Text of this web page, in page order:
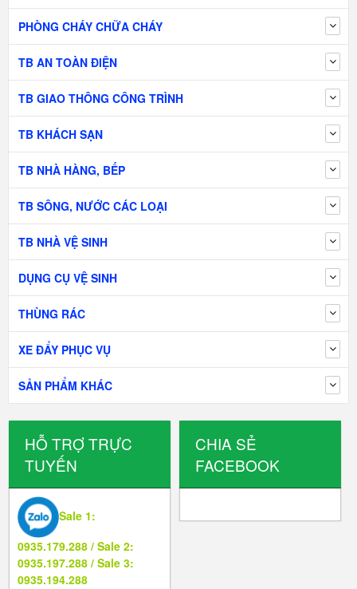
PHÒNG CHÁY CHỮA CHÁY
TB AN TOÀN ĐIỆN
TB GIAO THÔNG CÔNG TRÌNH
TB KHÁCH SẠN
TB NHÀ HÀNG, BẾP
TB SÔNG, NƯỚC CÁC LOẠI
TB NHÀ VỆ SINH
DỤNG CỤ VỆ SINH
THÙNG RÁC
XE ĐẨY PHỤC VỤ
SẢN PHẨM KHÁC
HỖ TRỢ TRỰC
TUYẾN
Sale 1:
0935.179.288 / Sale 2:
0935.197.288 / Sale 3:
0935.194.288
CHIA SẺ
FACEBOOK